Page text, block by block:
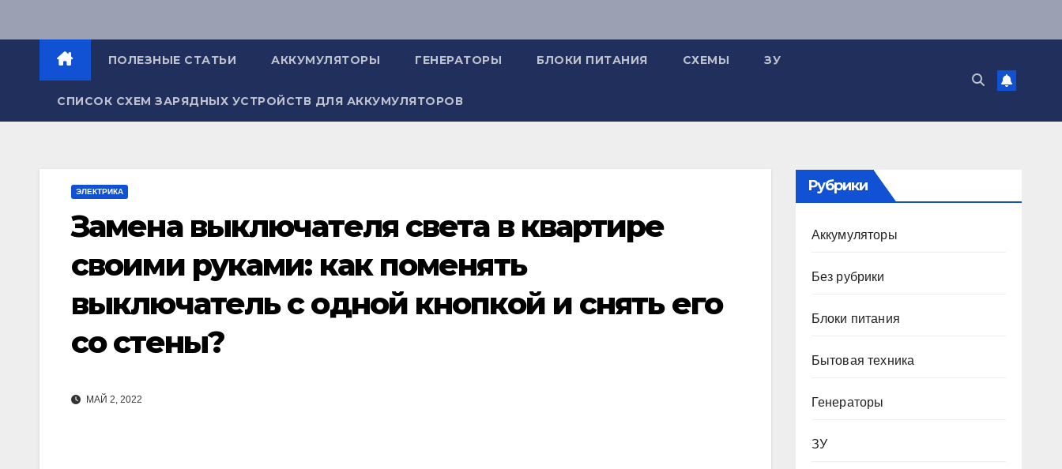
содержимому
ПОЛЕЗНЫЕ СТАТЬИ АККУМУЛЯТОРЫ ГЕНЕРАТОРЫ БЛОКИ ПИТАНИЯ СХЕМЫ ЗУ
СПИСОК СХЕМ ЗАРЯДНЫХ УСТРОЙСТВ ДЛЯ АККУМУЛЯТОРОВ
ЭЛЕКТРИКА
Замена выключателя света в квартире
своими руками: как поменять
выключатель с одной кнопкой и снять его
со стены?
МАЙ 2, 2022
Рубрики
Аккумуляторы
Без рубрики
Блоки питания
Бытовая техника
Генераторы
ЗУ